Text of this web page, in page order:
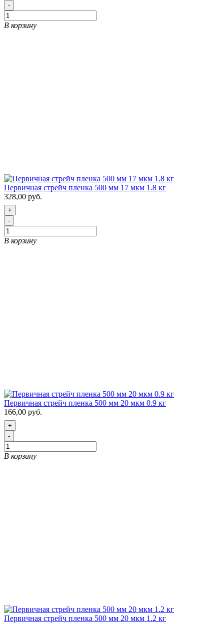
-
В корзину
Первичная стрейч пленка 500 мм 17 мкм 1.8 кг
328,00 руб.
+
-
В корзину
Первичная стрейч пленка 500 мм 20 мкм 0.9 кг
166,00 руб.
+
-
В корзину
Первичная стрейч пленка 500 мм 20 мкм 1.2 кг